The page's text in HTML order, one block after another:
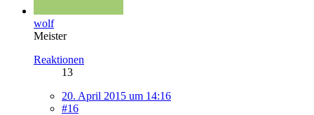
wolf
Meister
Reaktionen
13
20. April 2015 um 14:16
#16